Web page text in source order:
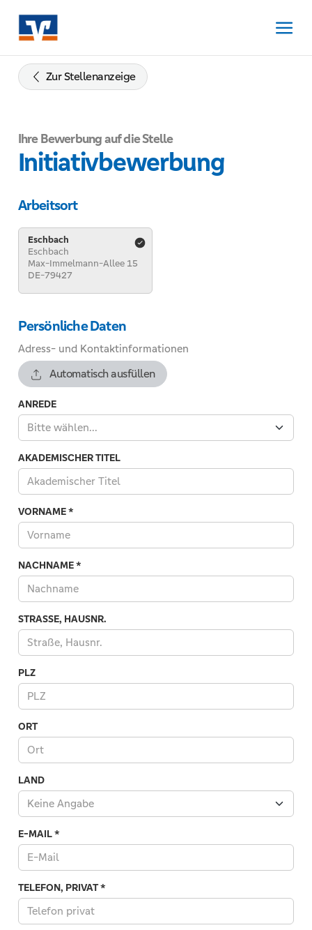
Inhalt
springen
Zur
Navigation
springen
springen
Zur Stellenanzeige
Ihre Bewerbung auf die Stelle
Initiativbewerbung
Arbeitsort
Eschbach
Eschbach
Max-Immelmann-Allee 15
DE-79427
Persönliche Daten
Adress- und Kontaktinformationen
Automatisch ausfüllen
ANREDE
Bitte wählen...
AKADEMISCHER TITEL
VORNAME*
NACHNAME*
STRASSE, HAUSNR.
PLZ
ORT
LAND
Keine Angabe
E-MAIL*
TELEFON, PRIVAT*